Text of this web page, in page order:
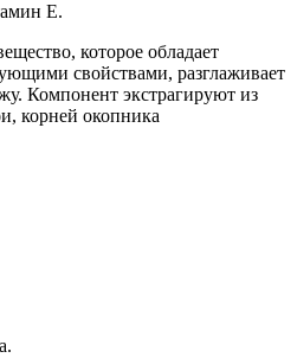
Е.
которое обладает
свойствами, разглаживает
Компонент экстрагируют из
корней окопника